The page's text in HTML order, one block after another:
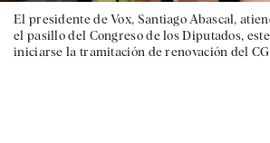
El presidente de Vox, Santiago Abascal,
el pasillo del Congreso de los Diputados,
iniciarse la tramitación de renovación del